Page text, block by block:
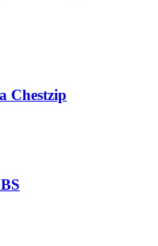
Chestzip